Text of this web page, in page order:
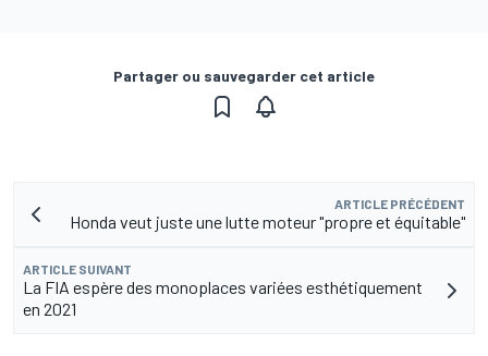
Partager ou sauvegarder cet article
ARTICLE PRÉCÉDENT
Honda veut juste une lutte moteur "propre et équitable"
ARTICLE SUIVANT
La FIA espère des monoplaces variées esthétiquement
en 2021